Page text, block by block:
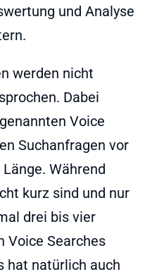
und Analyse
werden nicht
Dabei
Voice
Suchanfragen vor
Während
kurz sind und nur
drei bis vier
Voice Searches
hat natürlich auch